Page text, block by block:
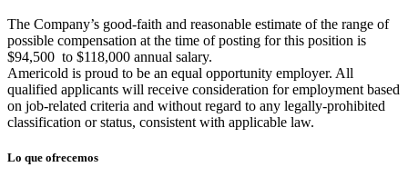
The Company’s good-faith and reasonable estimate of the range of
possible compensation at the time of posting for this position is
$94,500 to $118,000 annual salary.
Americold is proud to be an equal opportunity employer. All
qualified applicants will receive consideration for employment based
on job-related criteria and without regard to any legally-prohibited
classification or status, consistent with applicable law.
Lo que ofrecemos